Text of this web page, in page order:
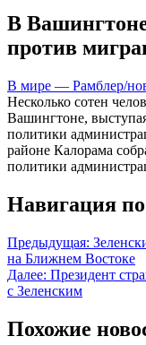
В
против
В мире — Рамблер/
Несколько сотен
Вашингтоне,
политики
районе Калорама
политики
Навигация
Предыдущая:
на Ближнем Востоке
Далее: Президент
с Зеленским
Похожие